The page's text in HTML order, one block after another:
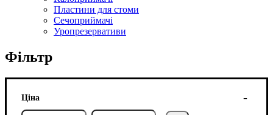
Пластини для стоми
Сечоприймачі
Уропрезервативи
Фільтр
Ціна